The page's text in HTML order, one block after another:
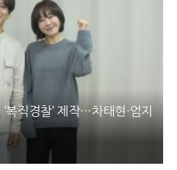
복직경찰’ 제작…차태현·엄지